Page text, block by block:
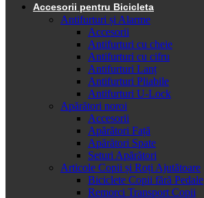
Accesorii pentru Bicicleta
Antifurturi și Alarme
Accesorii
Antifurturi cu cheie
Antifurturi cu cifru
Antifurturi Lanț
Antifurturi Pliabile
Antifurturi U-Lock
Apărători noroi
Accesorii
Apărători Față
Apărători Spate
Seturi Apărători
Articole Copii și Roți Ajutătoare
Biciclete Copii fără Pedale
Remorci Transport Copii